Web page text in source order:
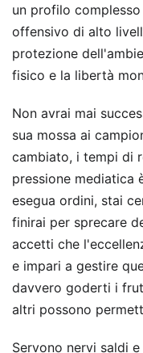
un profilo
offensivo di alto
protezione
fisico e la libertà
Non avrai mai
sua mossa ai
cambiato, i tempi di
pressione mediatica
esegua ordini, stai
finirai per sprecare
accetti che
e impari a gestire
davvero goderti i
altri possono
Servono nervi saldi